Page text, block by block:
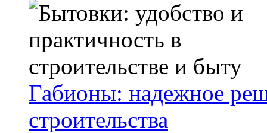
Габионы: надежное
строительства